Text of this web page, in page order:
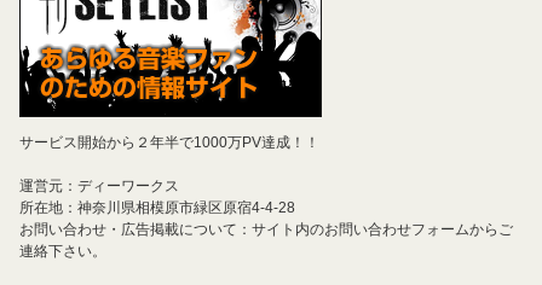
サービス開始から２年半で1000万PV達成！！
運営元：ディーワークス
所在地：神奈川県相模原市緑区原宿4-4-28
お問い合わせ・広告掲載について：サイト内のお問い合わせフォームからご
連絡下さい。